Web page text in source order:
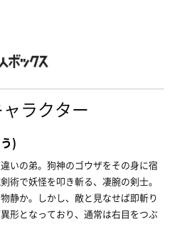
ラクター
)
いの弟。狗神のゴウザをその身に宿
術で妖怪を叩き斬る、凄腕の剣士。
静か。しかし、敵と見なせば即斬り
形となっており、通常は右目をつぶ